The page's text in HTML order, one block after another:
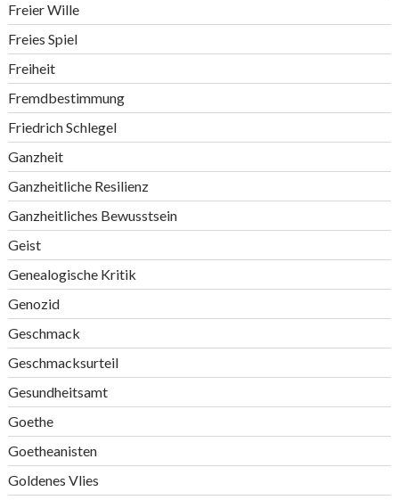
Freier Wille
Freies Spiel
Freiheit
Fremdbestimmung
Friedrich Schlegel
Ganzheit
Ganzheitliche Resilienz
Ganzheitliches Bewusstsein
Geist
Genealogische Kritik
Genozid
Geschmack
Geschmacksurteil
Gesundheitsamt
Goethe
Goetheanisten
Goldenes Vlies